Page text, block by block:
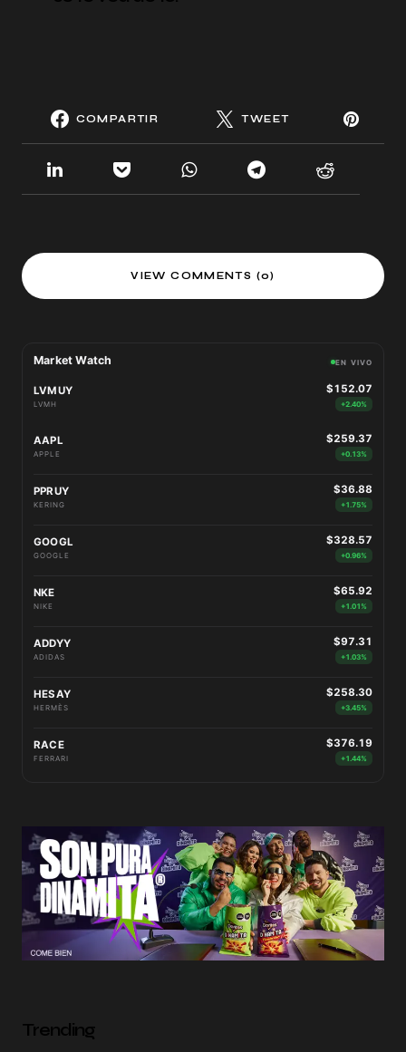
COMPARTIR TWEET
VIEW COMMENTS (0)
Market Watch EN VIVO
LVMUY
LVMH
$152.07
+2.40%
AAPL
APPLE
$259.37
+0.13%
PPRUY
KERING
$36.88
+1.75%
GOOGL
GOOGLE
$328.57
+0.96%
NKE
NIKE
$65.92
+1.01%
ADDYY
ADIDAS
$97.31
+1.03%
HESAY
HERMÈS
$258.30
+3.45%
RACE
FERRARI
$376.19
+1.44%
Trending